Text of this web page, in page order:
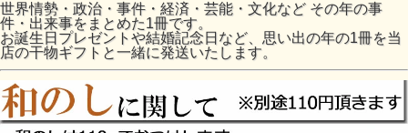
世界情勢・政治・事件・経済・芸能・文化など その年の事
件・出来事をまとめた1冊です。
お誕生日プレゼントや結婚記念日など、思い出の年の1冊を当
店の干物ギフトと一緒に発送いたします。